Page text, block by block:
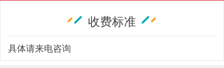
收费标准
具体请来电咨询